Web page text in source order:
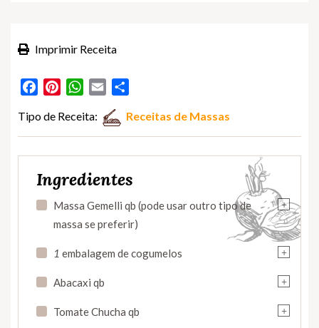
Imprimir Receita
FacebookPinterestWhatsApp
Email
Tipo de Receita: Receitas de Massas
Ingredientes
+
Massa Gemelli qb (pode usar outro tipo de
massa se preferir)
+
1 embalagem de cogumelos
+
Abacaxi qb
+
Tomate Chucha qb